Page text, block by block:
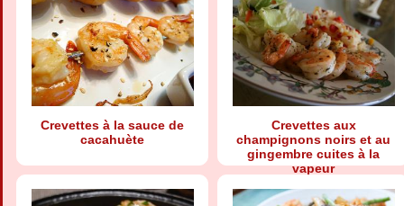
Crevettes à la sauce de
cacahuète
Crevettes aux
champignons noirs et au
gingembre cuites à la
vapeur